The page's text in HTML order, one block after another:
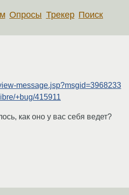
Опросы Трекер Поиск
message.jsp?msgid=3968233
+bug/415911
как оно у вас себя ведет?